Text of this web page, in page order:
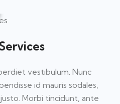
vestibulum. Nunc
id mauris sodales,
Morbi tincidunt, ante